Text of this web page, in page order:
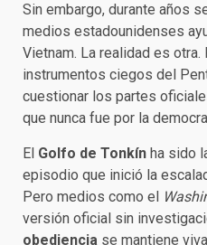
Sin embargo, durante años
medios estadounidenses
Vietnam. La realidad es otra.
instrumentos ciegos del
cuestionar los partes
que nunca fue por la
El Golfo de Tonkín ha sido
episodio que inició la
Pero medios como el
versión oficial sin
obediencia se mantiene